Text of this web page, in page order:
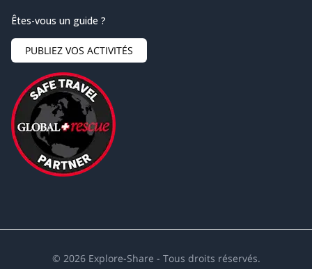
Êtes-vous un guide ?
PUBLIEZ VOS ACTIVITÉS
© 2026 Explore-Share - Tous droits réservés.